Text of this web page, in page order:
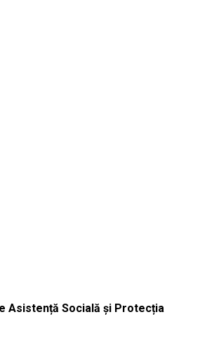
Asistență Socială și Protecția